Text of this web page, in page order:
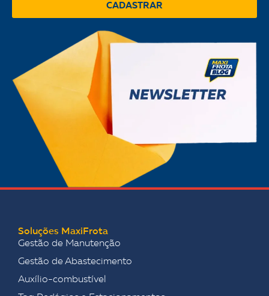
CADASTRAR
Soluções MaxiFrota
Gestão de Manutenção
Gestão de Abastecimento
Auxílio-combustível